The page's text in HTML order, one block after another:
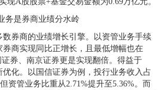
务是券商业绩分水岭
券商的业绩增长引擎。以资管业务手续
券商实现同比正增长，且最低增幅也在
券、南京证券更是实现翻倍。得益于
化。以国信证券为例，投行业务收入占
资管业务比重从2.71%提升至5.36%。而